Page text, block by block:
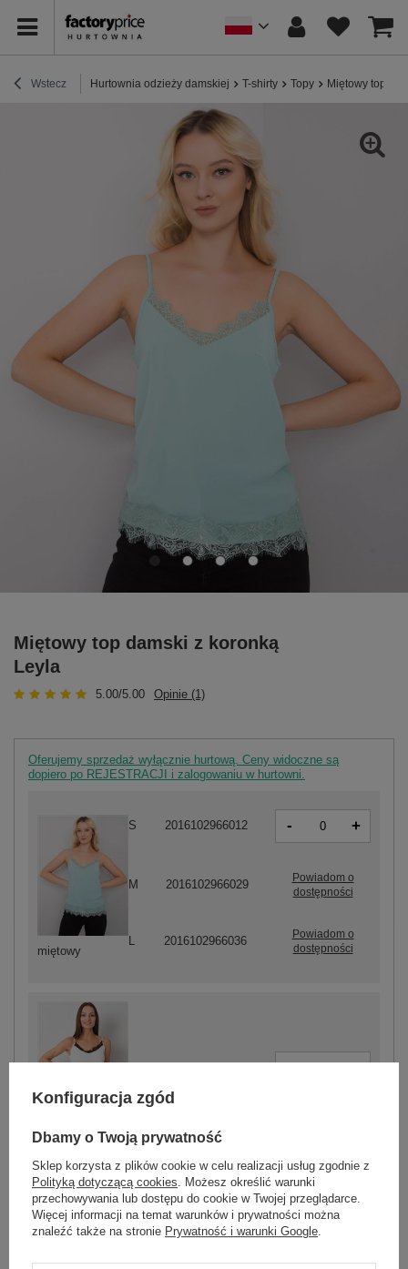
Wstecz Hurtownia odzieży damskiej T-shirty Topy Miętowy top
Miętowy top damski z koronką
Leyla
5.00/5.00 Opinie (1)
Oferujemy sprzedaż wyłącznie hurtową. Ceny widoczne są
dopiero po REJESTRACJI i zalogowaniu w hurtowni.
miętowy
S 2016102966012 - +
M 2016102966029
Powiadom o
dostępności
2016102966036
Powiadom o
dostępności
biały
-
S 2016102966043 -
Konfiguracja zgód
Dbamy o Twoją prywatność
Sklep korzysta z plików cookie w celu realizacji usług zgodnie z
Polityką dotyczącą cookies. Możesz określić warunki
przechowywania lub dostępu do cookie w Twojej przeglądarce.
Więcej informacji na temat warunków i prywatności można
znaleźć także na stronie Prywatność i warunki Google.